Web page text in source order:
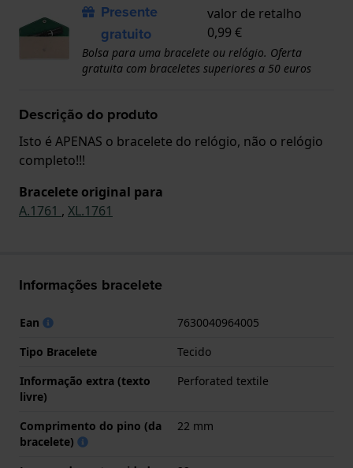
Presente
gratuito
valor de retalho
0,99 €
Bolsa para uma bracelete ou relógio. Oferta
gratuita com braceletes superiores a 50 euros
Descrição do produto
Isto é APENAS o bracelete do relógio, não o relógio
completo!!!
Bracelete original para
A.1761 , XL.1761
Informações bracelete
Ean
7630040964005
Tipo Bracelete
Tecido
Informação extra (texto
livre)
Perforated textile
Comprimento do pino (da
bracelete)
22 mm